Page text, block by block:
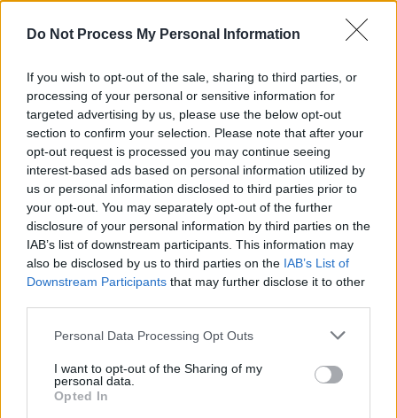
Do Not Process My Personal Information
If you wish to opt-out of the sale, sharing to third parties, or
processing of your personal or sensitive information for
targeted advertising by us, please use the below opt-out
section to confirm your selection. Please note that after your
opt-out request is processed you may continue seeing
interest-based ads based on personal information utilized by
us or personal information disclosed to third parties prior to
your opt-out. You may separately opt-out of the further
disclosure of your personal information by third parties on the
IAB’s list of downstream participants. This information may
also be disclosed by us to third parties on the IAB’s List of
Downstream Participants that may further disclose it to other
Personal Data Processing Opt Outs
I want to opt-out of the Sharing of my
personal data.
Opted In
Δεν ήρθε η σύμβαση που υπογράφθηκε για την
ΠΕ Βοιωτίας. Δεν δόθηκαν εγγράφως εξηγήσεις για την
απόφαση Δικαστηρίου για Διοικητική ποινή στην
Περιφέρεια επειδή δεν εφαρμόστηκε απόφαση
δικαστηρίου, στην ΠΕ Ευβοίας. Δεν δόθηκαν απαντήσεις
σε ενστάσεις μας για την διαγωνιστική διαδικασία στην
Κωπαΐδα. Ελλιπής εισήγηση διαγωνιστικής διαδικασίας
και έλεγχους της για την δακοκτονία. Δεν δόθηκε ο
σχεδιασμός των συνεργασιών της ΠΑ για τον αναπτυξιακό
σχεδιασμό και παρακολούθηση του. Δεν ενημερωνόμαστε
για δικαστικές αποφάσεις εις βάρος της Περιφέρειας λόγο
παρεμβάσεων από την ΠΑ.
Εάν θέλουν να σιωπούμε, να παίζουν παιχνίδι με
«καθυστερήσεις» ή να κάνουμε τις «Λουλού», ας βρουν
άλλους και άλλες.